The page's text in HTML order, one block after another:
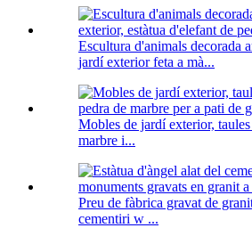
Escultura d'animals decorada
jardí exterior feta a mà...
Mobles de jardí exterior,
marbre i...
Preu de fàbrica gravat de
cementiri w ...